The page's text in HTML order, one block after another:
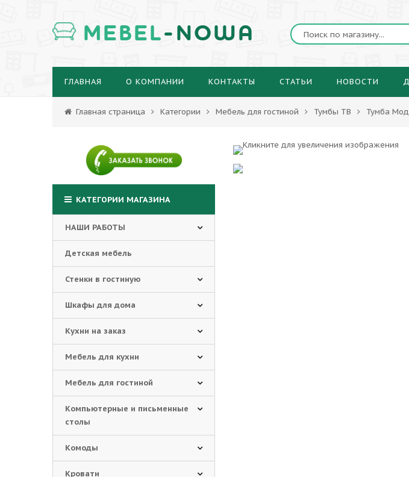
MEBEL-NOWA
ГЛАВНАЯ О КОМПАНИИ КОНТАКТЫ СТАТЬИ НОВОСТИ
Главная страница Категории Мебель для гостиной Тумбы ТВ Тумба
КАТЕГОРИИ МАГАЗИНА
НАШИ РАБОТЫ
Детская мебель
Стенки в гостиную
Шкафы для дома
Кухни на заказ
Мебель для кухни
Мебель для гостиной
Компьютерные и письменные
столы
Комоды
Кровати